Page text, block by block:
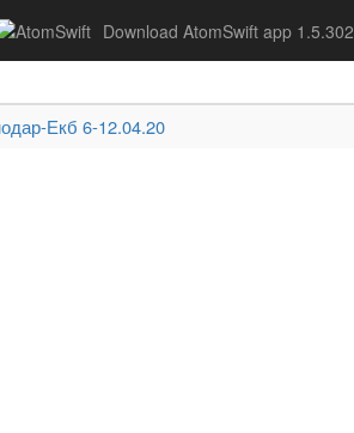
Download AtomSwift app 1.5.302
Екб 6-12.04.20